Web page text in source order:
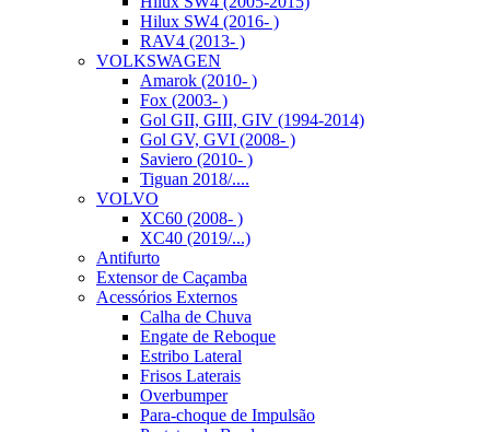
Hilux SW4 (2016- )
RAV4 (2013- )
VOLKSWAGEN
Amarok (2010- )
Fox (2003- )
Gol GII, GIII, GIV (1994-2014)
Gol GV, GVI (2008- )
Saviero (2010- )
Tiguan 2018/....
VOLVO
XC60 (2008- )
XC40 (2019/...)
Antifurto
Extensor de Caçamba
Acessórios Externos
Calha de Chuva
Engate de Reboque
Estribo Lateral
Frisos Laterais
Overbumper
Para-choque de Impulsão